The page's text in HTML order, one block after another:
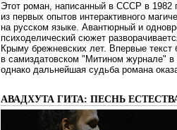
Этот роман, написанный в СССР в 1982
из первых опытов интерактивного
на русском языке. Авантюрный и
психоделический сюжет
Крыму брежневских лет. Впервые текст
в самиздатовском "Митином журнале" в
однако дальнейшая судьба романа
АВАДХУТА ГИТА: ПЕСНЬ